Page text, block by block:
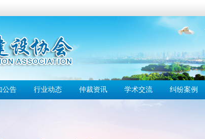
公告 行业动态 仲裁资讯 学术交流 纠纷案例